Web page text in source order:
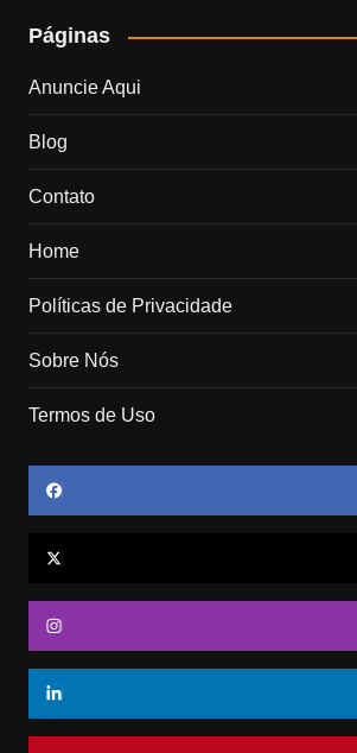
Páginas
Anuncie Aqui
Blog
Contato
Home
Políticas de Privacidade
Sobre Nós
Termos de Uso